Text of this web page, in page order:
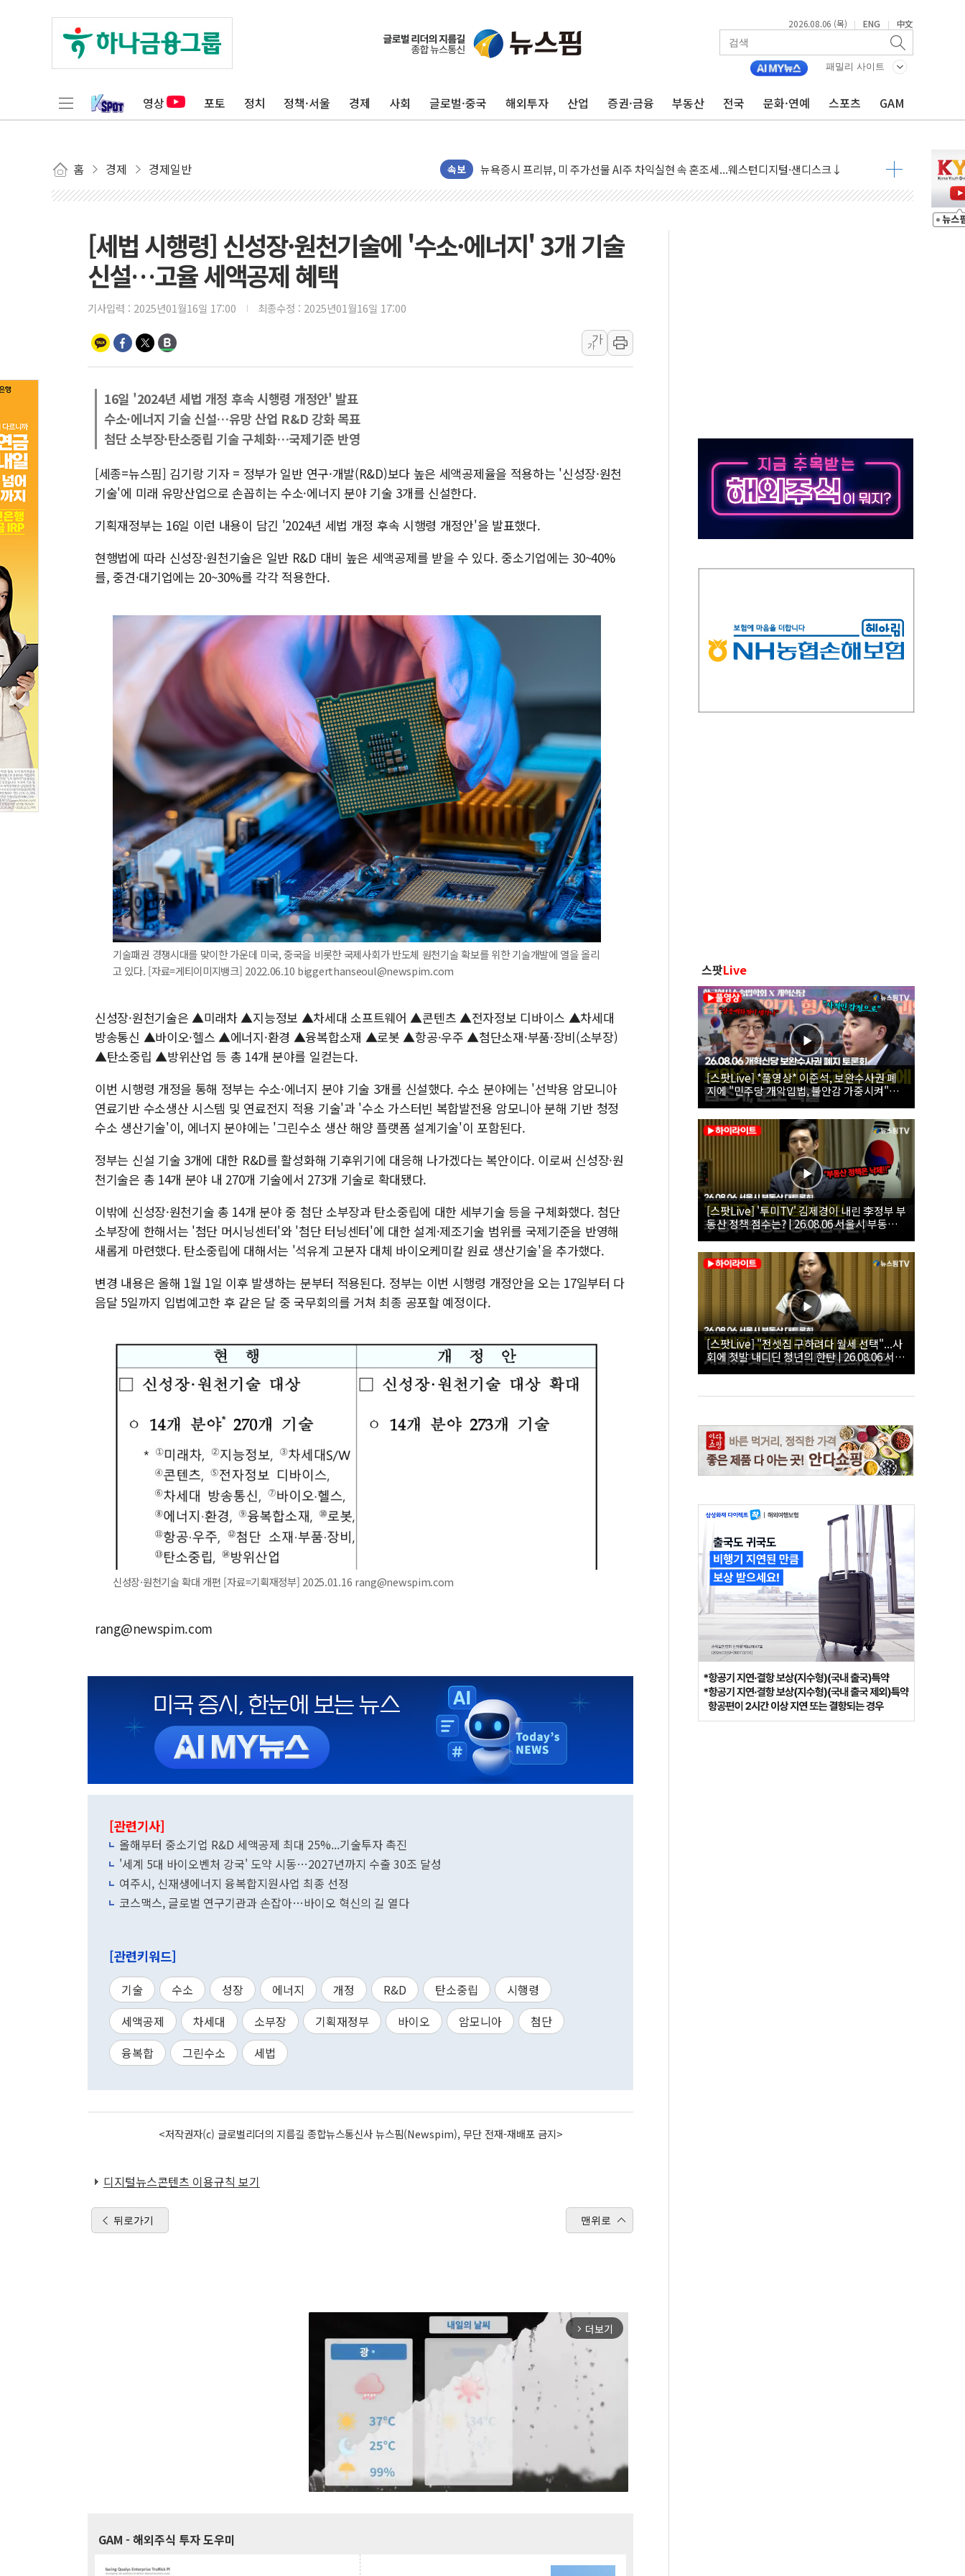
2026.08.06 (목) | ENG | 中文
패밀리 사이트
영상 포토 정치 정책·서울 경제 사회 글로벌·중국 해외투자 산업 증권·금융 부동산 전국 문화·연예 스포츠 GAM
홈 경제 경제일반 속보
뉴욕증시 개장 전 특징주...모더나·아이온큐·도어대시↑ VS 샌디스크·피그마·앱러빈↓
뉴욕증시 프리뷰, 미 주가선물 AI주 차익실현 속 혼조세...웨스턴디지털·샌디스크↓
청와대, 북한 단거리 탄도미사일 발사에 긴급 안보 점검회의
[인도증시] 중동 긴장 완화에 실적 호조까지, 상승...호실적 보고 기업 상승세 뚜렷
러, 1인칭시점 드론으로 우크라 민간인 '사파리' 공격… 시민들 공포감 극대화 전략
김정관 산업부 장관 "주 52시간 손봐야, 경쟁상대 中과 비교해야"
해군 1함대 창설 80주년…지역과 함께하는 '선봉'의 대민 봉사
구미 폐염산처리업체서 불 2시간30여분만에 진화...외국인 노동자 숨져
강원도 폭염특보 11일째…온열질환·가축 피해 최소화 '총력 대응'
[코인 시황] 비트코인, ETF 자금 유입에도 박스권…美 암호화폐 법안 처리 여부도 변수
[세법 시행령] 신성장·원천기술에 '수소·에너지' 3개 기술
신설…고율 세액공제 혜택
기사입력 : 2025년01월16일 17:00 최종수정 : 2025년01월16일 17:00
가
가
16일 '2024년 세법 개정 후속 시행령 개정안' 발표
수소·에너지 기술 신설…유망 산업 R&D 강화 목표
첨단 소부장·탄소중립 기술 구체화…국제기준 반영
[세종=뉴스핌] 김기랑 기자 = 정부가 일반 연구·개발(R&D)보다 높은 세액공제율을 적용하는 '신성장·원천
기술'에 미래 유망산업으로 손꼽히는 수소·에너지 분야 기술 3개를 신설한다.
기획재정부는 16일 이런 내용이 담긴 '2024년 세법 개정 후속 시행령 개정안'을 발표했다.
현행법에 따라 신성장·원천기술은 일반 R&D 대비 높은 세액공제를 받을 수 있다. 중소기업에는 30~40%
를, 중견·대기업에는 20~30%를 각각 적용한다.
기술패권 경쟁시대를 맞이한 가운데 미국, 중국을 비롯한 국제사회가 반도체 원천기술 확보를 위한 기술개발에 열을 올리
고 있다. [자료=게티이미지뱅크] 2022.06.10 biggerthanseoul@newspim.com
신성장·원천기술은 ▲미래차 ▲지능정보 ▲차세대 소프트웨어 ▲콘텐츠 ▲전자정보 디바이스 ▲차세대
방송통신 ▲바이오·헬스 ▲에너지·환경 ▲융복합소재 ▲로봇 ▲항공·우주 ▲첨단소재·부품·장비(소부장)
▲탄소중립 ▲방위산업 등 총 14개 분야를 일컫는다.
이번 시행령 개정을 통해 정부는 수소·에너지 분야 기술 3개를 신설했다. 수소 분야에는 '선박용 암모니아
연료기반 수소생산 시스템 및 연료전지 적용 기술'과 '수소 가스터빈 복합발전용 암모니아 분해 기반 청정
수소 생산기술'이, 에너지 분야에는 '그린수소 생산 해양 플랫폼 설계기술'이 포함된다.
정부는 신설 기술 3개에 대한 R&D를 활성화해 기후위기에 대응해 나가겠다는 복안이다. 이로써 신성장·원
천기술은 총 14개 분야 내 270개 기술에서 273개 기술로 확대됐다.
이밖에 신성장·원천기술 총 14개 분야 중 첨단 소부장과 탄소중립에 대한 세부기술 등을 구체화했다. 첨단
소부장에 한해서는 '첨단 머시닝센터'와 '첨단 터닝센터'에 대한 설계·제조기술 범위를 국제기준을 반영해
새롭게 마련했다. 탄소중립에 대해서는 '석유계 고분자 대체 바이오케미칼 원료 생산기술'을 추가했다.
변경 내용은 올해 1월 1일 이후 발생하는 분부터 적용된다. 정부는 이번 시행령 개정안을 오는 17일부터 다
음달 5일까지 입법예고한 후 같은 달 중 국무회의를 거쳐 최종 공포할 예정이다.
신성장·원천기술 확대 개편 [자료=기획재정부] 2025.01.16 rang@newspim.com
rang@newspim.com
[관련기사]
올해부터 중소기업 R&D 세액공제 최대 25%...기술투자 촉진
'세계 5대 바이오벤처 강국' 도약 시동…2027년까지 수출 30조 달성
여주시, 신재생에너지 융복합지원사업 최종 선정
코스맥스, 글로벌 연구기관과 손잡아…바이오 혁신의 길 열다
[관련키워드]
기술 수소 성장 에너지 개정 R&D 탄소중립
시행령
세액공제
차세대 소부장 기획재정부 바이오 암모니아
첨단
융복합
그린수소 세법
<저작권자(c) 글로벌리더의 지름길 종합뉴스통신사 뉴스핌(Newspim), 무단 전재-재배포 금지>
디지털뉴스콘텐츠 이용규칙 보기
뒤로가기 맨위로
arrow_forward_ios 더보기
GAM - 해외주식 투자 도우미
스팟Live
[스팟Live] *풀영상* 이준석, 보완수사권 폐
지에 "민주당 개악입법, 불안감 가중시켜"｜
26.08.06 개혁신당 보완수사권 폐지 토론회
[스팟Live] '투미TV' 김제경이 내린 李정부 부
동산 정책 점수는? | 26.08.06 서울시 부동산
대토론회
[스팟Live] "전셋집 구하려다 월세 선택"...사
회에 첫발 내디딘 청년의 한탄 | 26.08.06 서울
시 부동산 대토론회